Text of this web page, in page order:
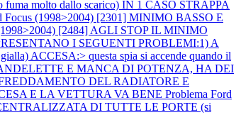
molto dallo scarico) IN 1 CASO STRAPPA
Focus (1998>2004) [2301] MINIMO BASSO E
[2484] AGLI STOP IL MINIMO
I SEGUENTI PROBLEMI:1) A
ACCESA:> questa spia si accende quando il
E MANCA DI POTENZA, HA DEI
DEL RADIATORE E
E LA VETTURA VA BENE Problema Ford
DI TUTTE LE PORTE (si